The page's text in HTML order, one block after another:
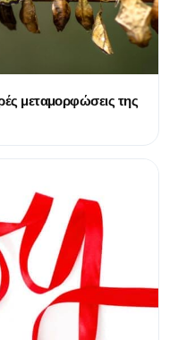
μεταμορφώσεις της